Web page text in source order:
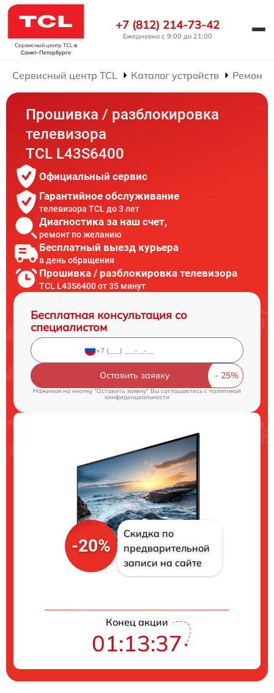
Сервисный центр TCL в
Санкт-Петербурге
+7 (812) 214-73-42
Ежедневно с 9:00 до 21:00
Сервисный центр TCL Каталог устройств Ремонт
Прошивка / разблокировка
телевизора
TCL L43S6400
Официальный сервис
Гарантийное обслуживание
телевизора TCL до 3 лет
Диагностика за наш счет,
ремонт по желанию
Бесплатный выезд курьера
в день обращения
Прошивка / разблокировка телевизора
TCL L43S6400 от 35 минут
Бесплатная консультация со
специалистом
Оставить заявку
Нажимая на кнопку "Оставить заявку" Вы соглашаетесь cполитикой
конфиденциальности
-20%
Скидка по
предварительной
записи на сайте
Конец акции
01:13:36